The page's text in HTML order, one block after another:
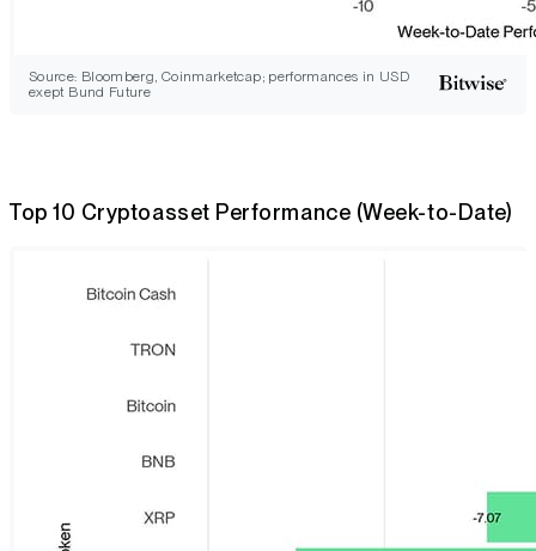
Source: Bloomberg, Coinmarketcap; performances in USD
exept Bund Future
Top 10 Cryptoasset Performance (Week-to-Date)